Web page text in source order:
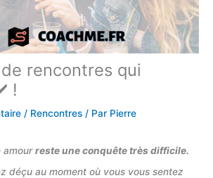
rencontres qui
!
/ Rencontres / Par Pierre
amourreste une conquête très difficile.
déçu au moment où vous vous sentez